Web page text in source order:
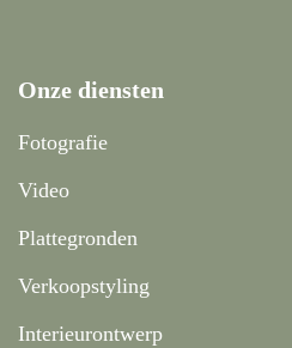
Onze diensten
Fotografie
Video
Plattegronden
Verkoopstyling
Interieurontwerp